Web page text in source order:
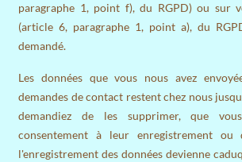
paragraphe 1, point f), du RGPD) ou sur
(article 6, paragraphe 1, point a), du
demandé.
Les données que vous nous avez
demandes de contact restent chez nous
demandiez de les supprimer, que
consentement à leur enregistrement
l'enregistrement des données devienne